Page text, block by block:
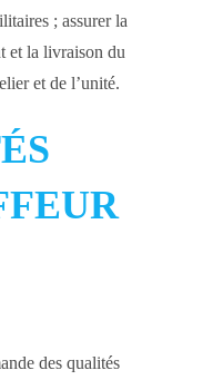
; assurer la
et la livraison du
et de l’unité.
des qualités